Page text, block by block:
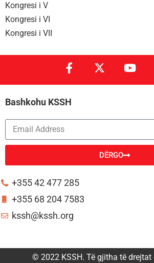
Kongresi i V
Kongresi i VI
Kongresi i VII
Bashkohu KSSH
DËRGO
+355 42 477 285
+355 68 204 7583
kssh@kssh.org
© 2022 KSSH. Të gjitha të drejtat